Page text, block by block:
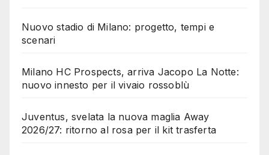
Nuovo stadio di Milano: progetto, tempi e
scenari
Milano HC Prospects, arriva Jacopo La Notte:
nuovo innesto per il vivaio rossoblù
Juventus, svelata la nuova maglia Away
2026/27: ritorno al rosa per il kit trasferta